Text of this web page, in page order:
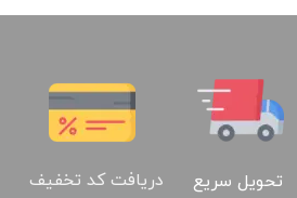
تحویل سریع دریافت کد تخفیف